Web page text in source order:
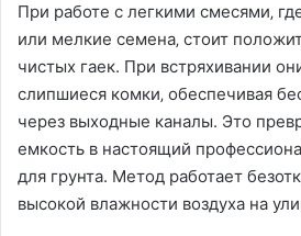
При работе с легкими смесями‚
или мелкие семена‚ стоит
чистых гаек. При встряхивании
слипшиеся комки‚ обеспечивая
через выходные каналы. Это
емкость в настоящий
для грунта. Метод работает
высокой влажности воздуха на